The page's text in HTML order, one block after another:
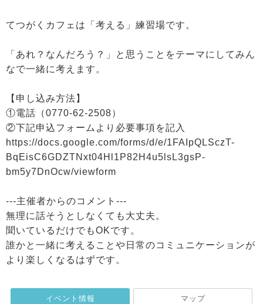
てつがくカフェは「考える」練習場です。
「あれ？なんだろう？」と思うことをテーマにしてみん
なで一緒に考えます。
【申し込み方法】
①電話（0770-62-2508）
②下記申込フォームより必要事項を記入
https://docs.google.com/forms/d/e/1FAIpQLSczT-
BqEisC6GDZTNxt04Hl1P82H4u5lsL3gsP-
bm5y7DnOcw/viewform
---主催者からのコメント---
無理に話そうとしなくても大丈夫。
聞いているだけでもOKです。
誰かと一緒に考えることや日常のコミュニケーションが
より楽しくなるはずです。
イベント情報 マップ